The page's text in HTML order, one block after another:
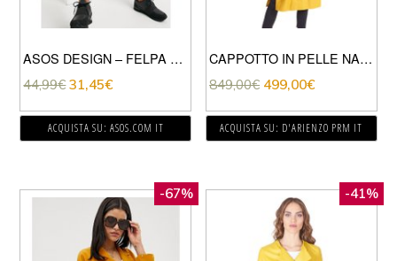
ASOS DESIGN – FELPA CON CAPPUCCIO OVERSIZE IN PELLICCIA SINTETICA GIALLO SENAPE
44,99€ 31,45€
ACQUISTA SU: ASOS.COM IT
CAPPOTTO IN PELLE NAPPA GIALLA DOPPIO PETTO SPACCHI LATERALI
849,00€ 499,00€
ACQUISTA SU: D'ARIENZO PRM IT
-67% -41%